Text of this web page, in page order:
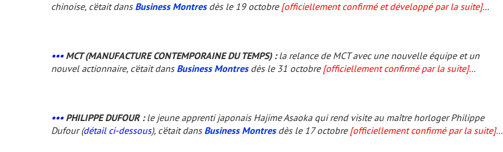
chinoise, c'était dans Business Montresdès le 19 octobre [officiellement confirmé et développé par la suite]...
•••MCT (MANUFACTURE CONTEMPORAINE DU TEMPS) :la relance de MCT avec une nouvelle équipe et un
nouvel actionnaire, c'était dans Business Montresdès le 31 octobre [officiellement confirmé par la suite]...
•••PHILIPPE DUFOUR :le jeune apprenti japonais Hajime Asaoka qui rend visite au maître horloger Philippe
Dufour (détail ci-dessous), c'était dans Business Montresdès le 17 octobre [officiellement confirmé par la suite]...